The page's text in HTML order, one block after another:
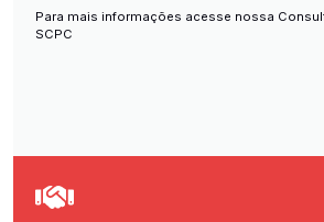
Para mais informações acesse nossa
SCPC